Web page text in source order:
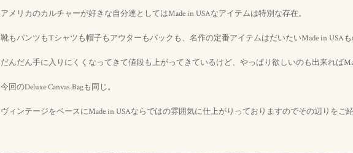
アメリカのカルチャーが好きな自分達としてはMade in USAなアイテムは特別な存在。
靴もパンツもTシャツも帽子もアウターもバックも、名作の定番アイテムはだいたいMade in USA
だんだん手に入りにくくなってきて値段も上がってきているけど、やっぱり欲しいのも出来れば
今回のDeluxe Canvas Bagも同じ。
ヴィンテージをベースにMade in USAならではの雰囲気に仕上がりっておりますのでその辺りをご